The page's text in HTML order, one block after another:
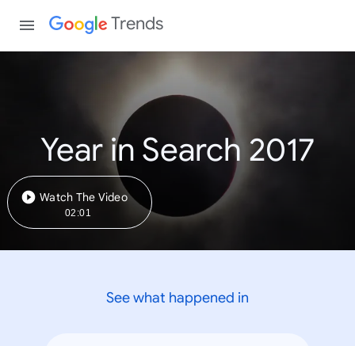
Trends
Year in Search 2017
Watch The Video
02:01
See what happened in